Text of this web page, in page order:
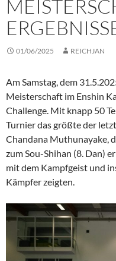
01/06/2025 REICHJAN
Am Samstag, dem
Meisterschaft im Enshin
Challenge. Mit knapp 50
Turnier das größte der
Chandana Muthunayake,
zum Sou-Shihan (8. Dan)
mit dem Kampfgeist und
Kämpfer zeigten.